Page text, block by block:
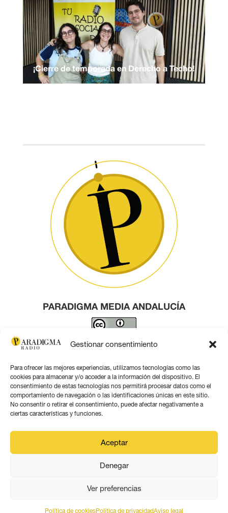
Gestionar consentimiento
Para ofrecer las mejores experiencias, utilizamos tecnologías como las
cookies para almacenar y/o acceder a la información del dispositivo. El
consentimiento de estas tecnologías nos permitirá procesar datos como el
comportamiento de navegación o las identificaciones únicas en este sitio.
No consentir o retirar el consentimiento, puede afectar negativamente a
ciertas características y funciones.
Aceptar
Denegar
Ver preferencias
Política de cookiesPolitica de privacidadAviso legal
¡Cierre de temporada en Derecho a Techo!
PARADIGMA MEDIA ANDALUCÍA
Este obra está bajo una licencia de Creative Commons
Contacto por correo
Aviso legal